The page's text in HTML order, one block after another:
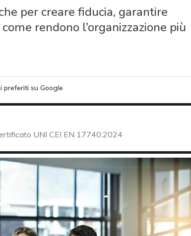
per creare fiducia, garantire
rendono l’organizzazione più
preferiti su Google
UNI CEI EN 17740:2024